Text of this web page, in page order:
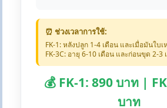
⏰ ช่วงเวลาการใช้:
FK-1: หลังปลูก 1-4 เดือน และเมื่อมันใบเ
FK-3C: อายุ 6-10 เดือน และก่อนขุด 2-3
💰 FK-1: 890 บาท |
บาท